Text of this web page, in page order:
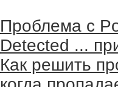
Проблема с
Detected ...
Как решить